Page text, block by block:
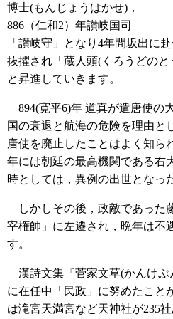
博士(もんじょうはかせ)，
886（仁和2）年讃岐国司
「讃岐守」となり4年間坂出に
抜擢され「蔵人頭(くろうどのと
と昇進していきます。
894(寛平6)年 道真が遣唐使の
国の衰退と航海の危険を理由と
唐使を廃止したことはよく知ら
年には朝廷の最高機関である右
時としては，異例の出世となっ
しかしその後，政敵であった
宰権帥」に左遷され，晩年は不
す。
漢詩文集『菅家文草(かんけぶ
に在任中「民政」に努めたこと
は滝宮天満宮など天神社が235